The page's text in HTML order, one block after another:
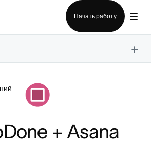
Начать работу
×
+ Asana